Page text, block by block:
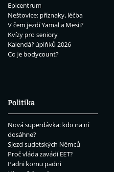
Epicentrum
Neštovice: příznaky, léčba
V čem jezdí Yamal a Mesii?
Kvízy pro seniory
Kalendář úplňků 2026
Co je bodycount?
Politika
Nová superdávka: kdo na ní
dosáhne?
Sjezd sudetských Němců
Proč vláda zavádí EET?
Padni komu padni